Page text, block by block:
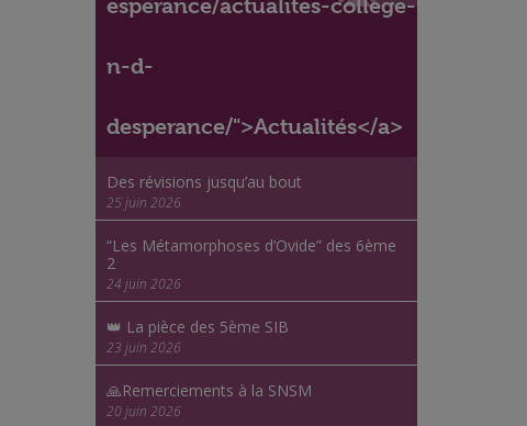
esperance/actualites-college-
n-d-
desperance/">Actualités</a>
Des révisions jusqu’au bout
25 juin 2026
“Les Métamorphoses d’Ovide” des 6ème
2
24 juin 2026
👑 La pièce des 5ème SIB
23 juin 2026
🙏Remerciements à la SNSM
20 juin 2026